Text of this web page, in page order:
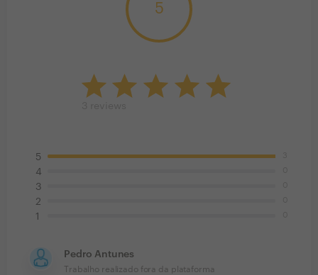
5
5
4
3
2
1
Pedro Antunes
Trabalho realizado fora da plataforma